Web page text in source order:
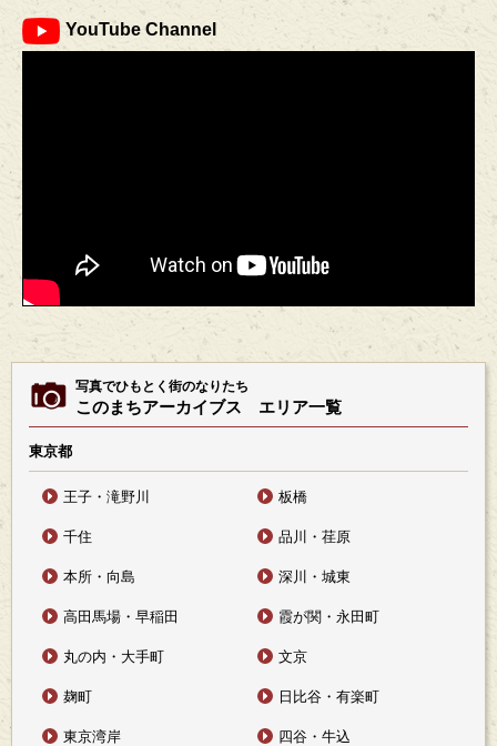
YouTube Channel
写真でひもとく街のなりたち
このまちアーカイブス エリア一覧
東京都
王子・滝野川 板橋
千住 品川・荏原
本所・向島 深川・城東
高田馬場・早稲田 霞が関・永田町
丸の内・大手町 文京
麹町 日比谷・有楽町
東京湾岸 四谷・牛込